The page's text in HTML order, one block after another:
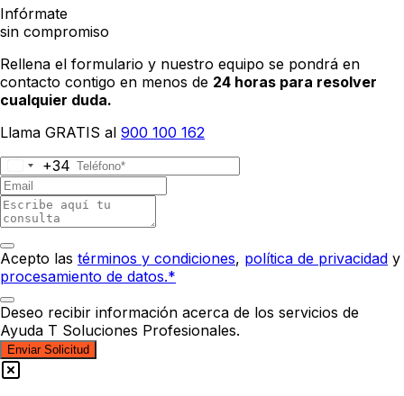
Infórmate
sin compromiso
Rellena el formulario y nuestro equipo se pondrá en
contacto contigo en menos de 24 horas para resolver
cualquier duda.
Llama GRATIS al 900 100 162
+34
Acepto las términos y condiciones, política de privacidad y
procesamiento de datos.*
Deseo recibir información acerca de los servicios de
Ayuda T Soluciones Profesionales.
Enviar Solicitud